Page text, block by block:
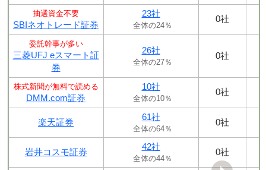
抽選資金不要
SBIネオトレード証券
23社
全体の24％
0社
委託幹事が多い
三菱UFJ eスマート証
券
26社
全体の27％
0社
株式新聞が無料で読める
DMM.com証券
10社
全体の10％
0社
楽天証券
61社
全体の64％
0社
岩井コスモ証券
42社
全体の44％
0社